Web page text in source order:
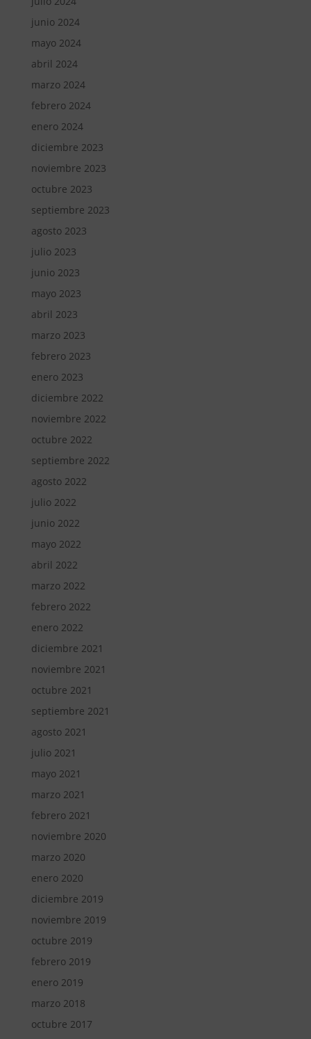
junio 2024
mayo 2024
abril 2024
marzo 2024
febrero 2024
enero 2024
diciembre 2023
noviembre 2023
octubre 2023
septiembre 2023
agosto 2023
julio 2023
junio 2023
mayo 2023
abril 2023
marzo 2023
febrero 2023
enero 2023
diciembre 2022
noviembre 2022
octubre 2022
septiembre 2022
agosto 2022
julio 2022
junio 2022
mayo 2022
abril 2022
marzo 2022
febrero 2022
enero 2022
diciembre 2021
noviembre 2021
octubre 2021
septiembre 2021
agosto 2021
julio 2021
mayo 2021
marzo 2021
febrero 2021
noviembre 2020
marzo 2020
enero 2020
diciembre 2019
noviembre 2019
octubre 2019
febrero 2019
enero 2019
marzo 2018
octubre 2017